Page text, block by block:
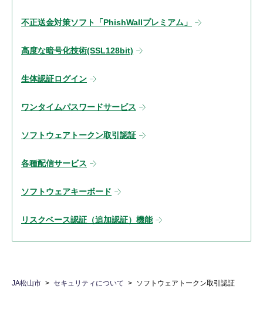
不正送金対策ソフト「PhishWallプレミアム」
高度な暗号化技術(SSL128bit)
生体認証ログイン
ワンタイムパスワードサービス
ソフトウェアトークン取引認証
各種配信サービス
ソフトウェアキーボード
リスクベース認証（追加認証）機能
JA松山市 セキュリティについて ソフトウェアトークン取引認証